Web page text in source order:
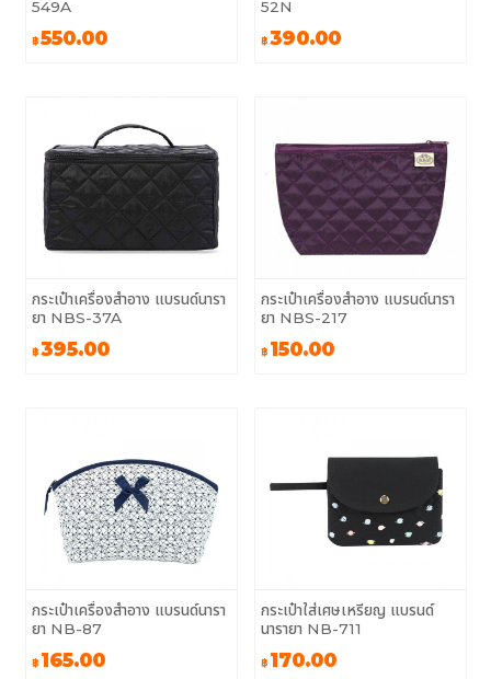
549A
฿550.00
52N
฿390.00
กระเป๋าเครื่องสำอาง แบรนด์นารา
ยา NBS-37A
฿395.00
กระเป๋าเครื่องสำอาง แบรนด์นารา
ยา NBS-217
฿ 150.00
กระเป๋าเครื่องสำอาง แบรนด์นารา
ยา NB-87
฿ 165.00
กระเป๋าใส่เศษเหรียญ แบรนด์
นารายา NB-711
฿ 170.00